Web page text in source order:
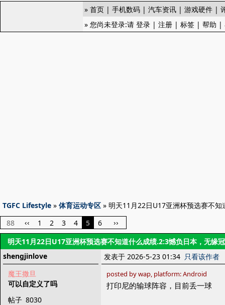
» 首页 | 手机数码 | 汽车资讯 | 游戏硬件 |
» 您尚未登录:请 登录 | 注册 | 标签 | 帮助 |
TGFC Lifestyle » 体育运动专区 » 明天11月22日U17亚洲杯预选赛不
88
‹‹ 1 2 3 4 5 6 ››
明天11月22日U17亚洲杯预选赛不知道什么成绩.2:3憾负日本，无缘
shengjinlove
魔王撒旦
可以自定义了吗
帖子 8030
发表于 2026-5-23 01:34 只看该作者
posted by wap, platform: Android
打印尼的输球阵容，目前丢一球